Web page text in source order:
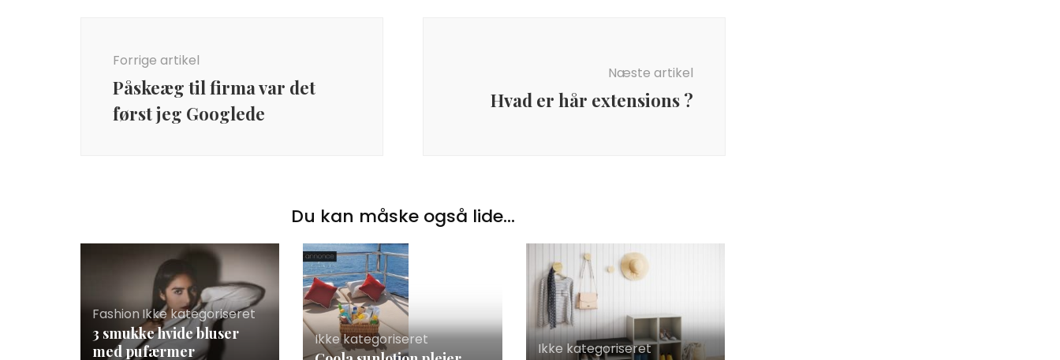
Forrige artikel
Påskeæg til firma var det
først jeg Googlede
Næste artikel
Hvad er hår extensions ?
Du kan måske også lide...
Fashion,Ikke kategoriseret
3 smukke hvide bluser
med pufærmer
Ikke kategoriseret
Ikke kategoriseret